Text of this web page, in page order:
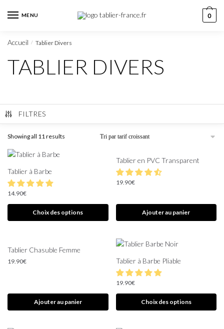
MENU 0
Accueil / Tablier Divers
TABLIER DIVERS
FILTRES
Showing all 11 results
Tablier à Barbe
14.90€
Choix des options
Tablier en PVC Transparent
19.90€
Ajouter au panier
Tablier Chasuble Femme
19.90€
Ajouter au panier
Tablier à Barbe Pliable
19.90€
Choix des options